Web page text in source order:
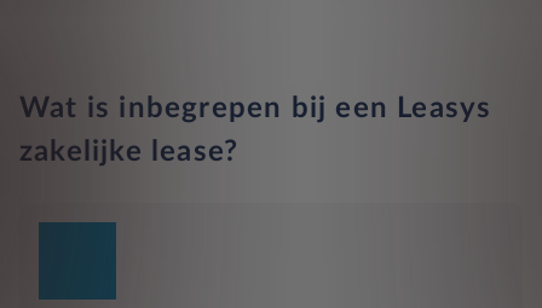
Wat is inbegrepen bij een Leasys
zakelijke lease?